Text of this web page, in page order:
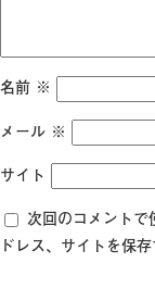
名前 ※
メール ※
サイト
次回のコメント
ドレス、サイトを保存